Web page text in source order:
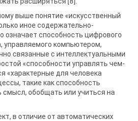
выше понятие «искусственный
иное содержательно-
означает способность цифрового
управляемого компьютером,
связанные с интеллектуальными
«способности управлять чем-
«характерные для человека
такие как способность
обобщать или учиться на
в отличие от автоматических